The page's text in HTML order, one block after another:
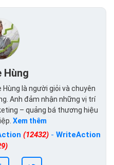
Hùng
là người giỏi và chuyên
Anh đảm nhận những vị trí
– quảng bá thương hiệu
Xem thêm
(12432)- WriteAction